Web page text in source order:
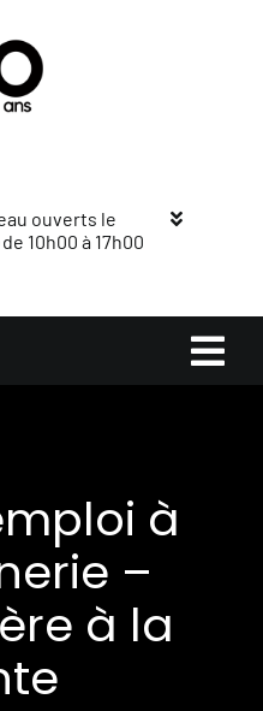
ouverts le
10h00 à 17h00
à
–
à la